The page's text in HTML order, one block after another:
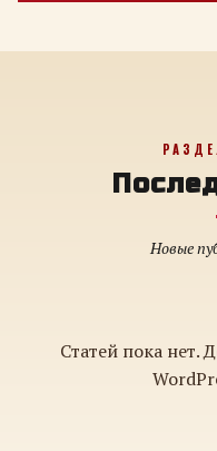
Новые
Статей пока нет.